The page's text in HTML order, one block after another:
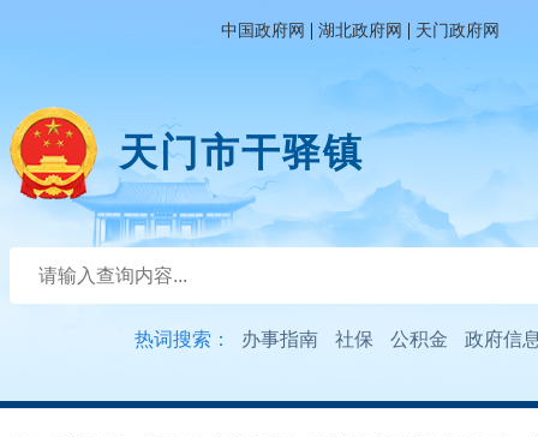
中国政府网 | 湖北政府网 | 天门政府网
天门市干驿镇
热词搜索： 办事指南 社保 公积金 政府信